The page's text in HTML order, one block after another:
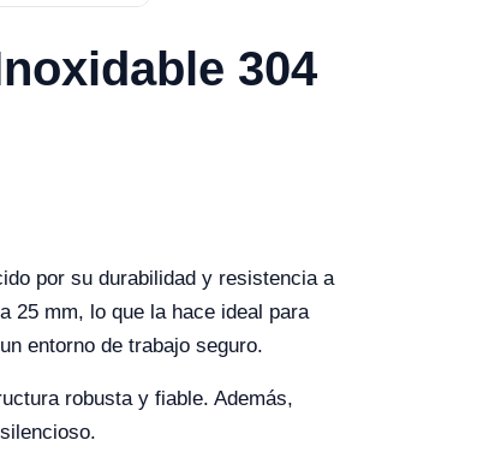
304
por su durabilidad y resistencia a
25 mm, lo que la hace ideal para
entorno de trabajo seguro.
robusta y fiable. Además,